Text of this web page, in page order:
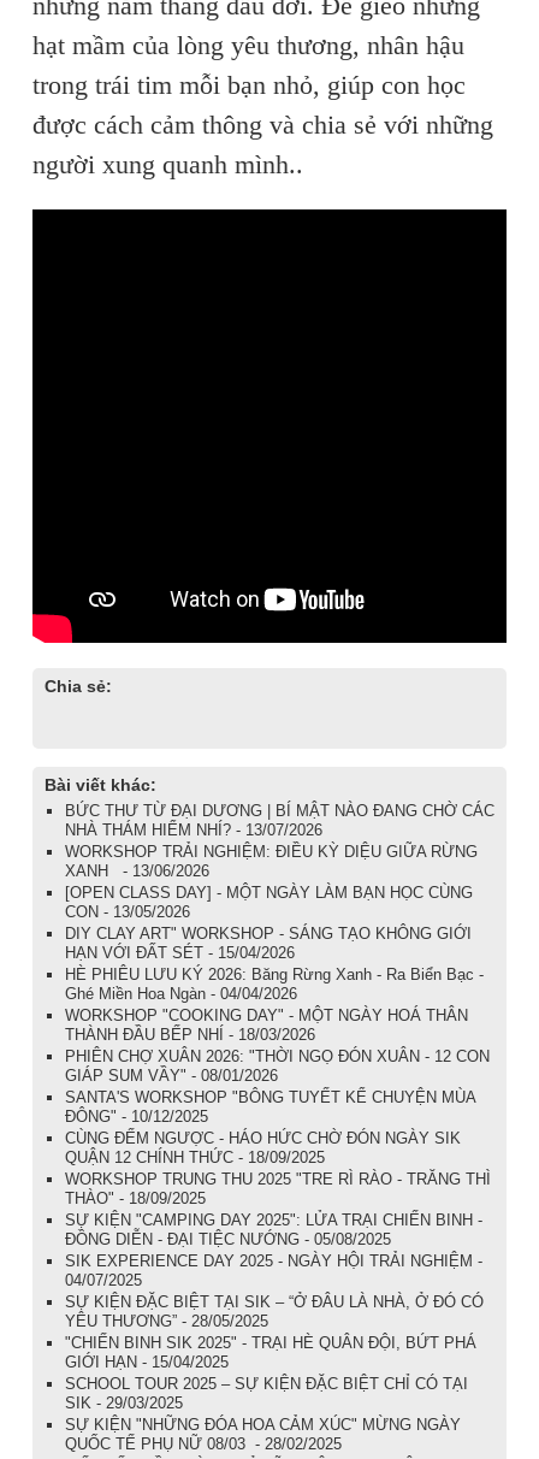
hạt mầm của lòng yêu thương, nhân hậu
trong trái tim mỗi bạn nhỏ, giúp con học
được cách cảm thông và chia sẻ với những
người xung quanh mình..
Chia sẻ:
Bài viết khác:
BỨC THƯ TỪ ĐẠI DƯƠNG | BÍ MẬT NÀO ĐANG CHỜ CÁC
NHÀ THÁM HIỂM NHÍ? - 13/07/2026
WORKSHOP TRẢI NGHIỆM: ĐIỀU KỲ DIỆU GIỮA RỪNG
XANH - 13/06/2026
[OPEN CLASS DAY] - MỘT NGÀY LÀM BẠN HỌC CÙNG
CON - 13/05/2026
DIY CLAY ART" WORKSHOP - SÁNG TẠO KHÔNG GIỚI
HẠN VỚI ĐẤT SÉT - 15/04/2026
HÈ PHIÊU LƯU KÝ 2026: Băng Rừng Xanh - Ra Biển Bạc -
Ghé Miền Hoa Ngàn - 04/04/2026
WORKSHOP "COOKING DAY" - MỘT NGÀY HOÁ THÂN
THÀNH ĐẦU BẾP NHÍ - 18/03/2026
PHIÊN CHỢ XUÂN 2026: "THỜI NGỌ ĐÓN XUÂN - 12 CON
GIÁP SUM VẦY" - 08/01/2026
SANTA'S WORKSHOP "BÔNG TUYẾT KỂ CHUYỆN MÙA
ĐÔNG" - 10/12/2025
CÙNG ĐẾM NGƯỢC - HÁO HỨC CHỜ ĐÓN NGÀY SIK
QUẬN 12 CHÍNH THỨC - 18/09/2025
WORKSHOP TRUNG THU 2025 "TRE RÌ RÀO - TRĂNG THÌ
THÀO" - 18/09/2025
SỰ KIỆN "CAMPING DAY 2025": LỬA TRẠI CHIẾN BINH -
ĐỒNG DIỄN - ĐẠI TIỆC NƯỚNG - 05/08/2025
SIK EXPERIENCE DAY 2025 - NGÀY HỘI TRẢI NGHIỆM -
04/07/2025
SỰ KIỆN ĐẶC BIỆT TẠI SIK – “Ở ĐÂU LÀ NHÀ, Ở ĐÓ CÓ
YÊU THƯƠNG” - 28/05/2025
"CHIẾN BINH SIK 2025" - TRẠI HÈ QUÂN ĐỘI, BỨT PHÁ
GIỚI HẠN - 15/04/2025
SCHOOL TOUR 2025 – SỰ KIỆN ĐẶC BIỆT CHỈ CÓ TẠI
SIK - 29/03/2025
SỰ KIỆN "NHỮNG ĐÓA HOA CẢM XÚC" MỪNG NGÀY
QUỐC TẾ PHỤ NỮ 08/03 - 28/02/2025